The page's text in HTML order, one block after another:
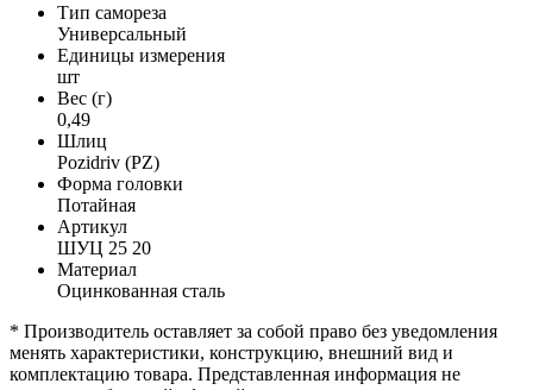
Тип самореза
Универсальный
Единицы измерения
шт
Вес (г)
0,49
Шлиц
Pozidriv (PZ)
Форма головки
Потайная
Артикул
ШУЦ 25 20
Материал
Оцинкованная сталь
* Производитель оставляет за собой право без уведомления
менять характеристики, конструкцию, внешний вид и
комплектацию товара. Представленная информация не